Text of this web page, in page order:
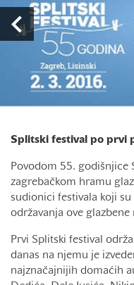
Splitski festival po prvi
Povodom 55. godišnjice
zagrebačkom hramu
sudionici festivala koji
održavanja ove glazbene
Prvi Splitski festival
danas na njemu je
najznačajnijih domaćih